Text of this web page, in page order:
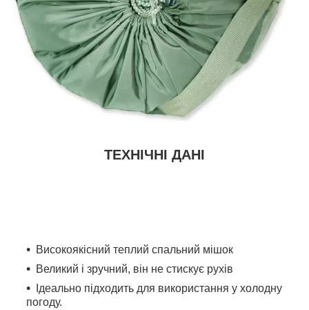
ТЕХНІЧНІ ДАНІ
Високоякісний теплий спальний мішок
Великий і зручний, він не стискує рухів
Ідеально підходить для використання у холодну
погоду.